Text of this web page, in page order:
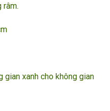
râm.
gian xanh cho không gian